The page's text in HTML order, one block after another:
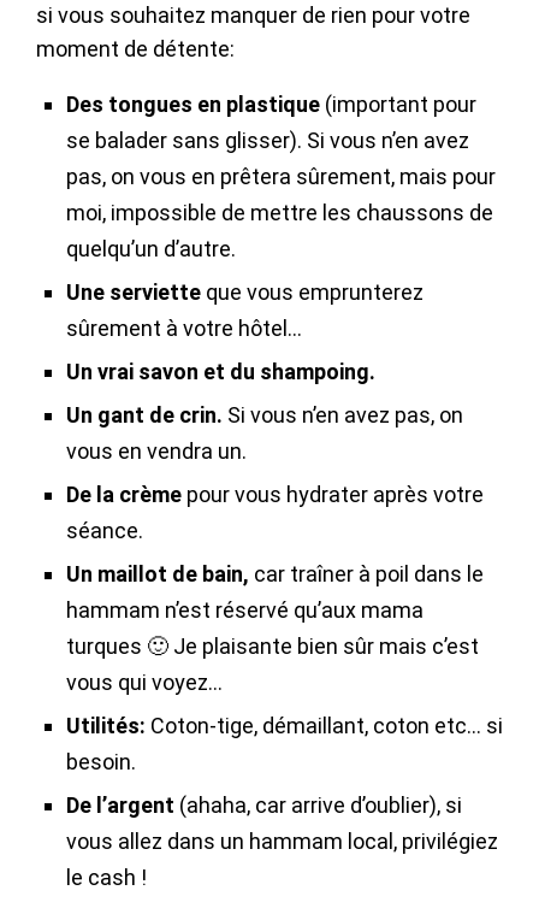
si vous souhaitez manquer de rien pour votre
moment de détente:
Des tongues en plastique (important pour
se balader sans glisser). Si vous n’en avez
pas, on vous en prêtera sûrement, mais pour
moi, impossible de mettre les chaussons de
quelqu’un d’autre.
Une serviette que vous emprunterez
sûrement à votre hôtel…
Un vrai savon et du shampoing.
Un gant de crin. Si vous n’en avez pas, on
vous en vendra un.
De la crème pour vous hydrater après votre
séance.
Un maillot de bain, car traîner à poil dans le
hammam n’est réservé qu’aux mama
turques 🙂 Je plaisante bien sûr mais c’est
vous qui voyez…
Utilités: Coton-tige, démaillant, coton etc… si
besoin.
De l’argent (ahaha, car arrive d’oublier), si
vous allez dans un hammam local, privilégiez
le cash !